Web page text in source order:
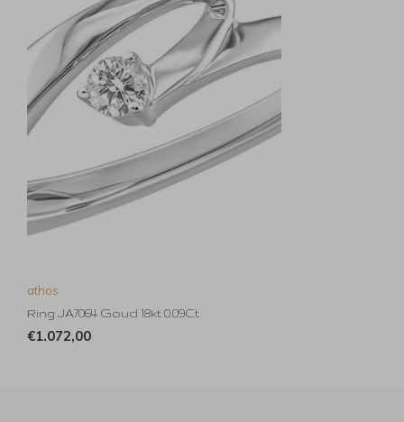
athos
Ring JA7064 Goud 18kt 0.09Ct
€1.072,00